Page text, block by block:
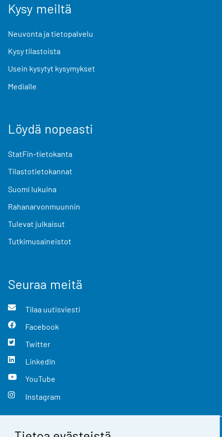
Kysy meiltä
Neuvonta ja tietopalvelu
Kysy tilastoista
Usein kysytyt kysymykset
Medialle
Löydä nopeasti
StatFin-tietokanta
Tilastotietokannat
Suomi lukuina
Rahanarvonmuunnin
Tulevat julkaisut
Tutkimusaineistot
Seuraa meitä
Tilaa uutisviesti
Facebook
Twitter
LinkedIn
YouTube
Instagram